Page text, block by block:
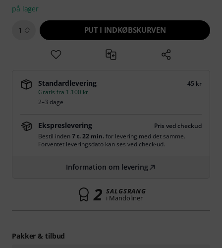
på lager
1 PUT I INDKØBSKURVEN
Standardlevering
45 kr
Gratis fra 1.100 kr
2–3 dage
Ekspreslevering
Pris ved checkud
Bestil inden7 t. 22 min.for levering med det samme.
Forventet leveringsdato kan ses ved check-ud.
Information om levering
2 SALGSRANG
i Mandoliner
Pakker & tilbud